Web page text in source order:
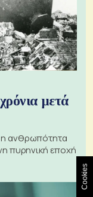
μετά
η ανθρωπότητα
πυρηνική εποχή
Cookies